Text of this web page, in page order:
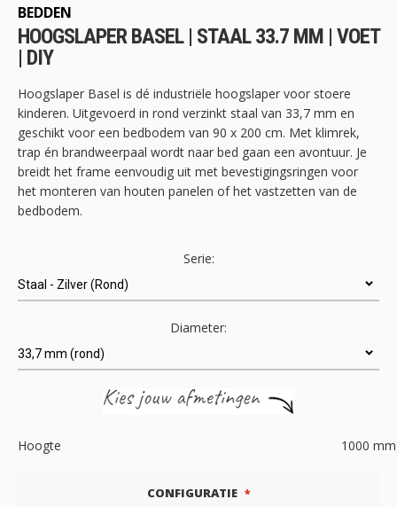
begin
van
de
afbeeldingen-
BEDDEN
HOOGSLAPER BASEL | STAAL 33.7 MM | VOET
| DIY
Hoogslaper Basel is dé industriële hoogslaper voor stoere
kinderen. Uitgevoerd in rond verzinkt staal van 33,7 mm en
geschikt voor een bedbodem van 90 x 200 cm. Met klimrek,
trap én brandweerpaal wordt naar bed gaan een avontuur. Je
breidt het frame eenvoudig uit met bevestigingsringen voor
het monteren van houten panelen of het vastzetten van de
bedbodem.
Serie:
Diameter:
Hoogte 1000 mm
CONFIGURATIE